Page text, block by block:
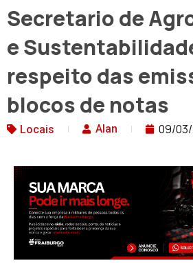
Secretario de
e
respeito das
blocos de notas
Locais Alan 09/